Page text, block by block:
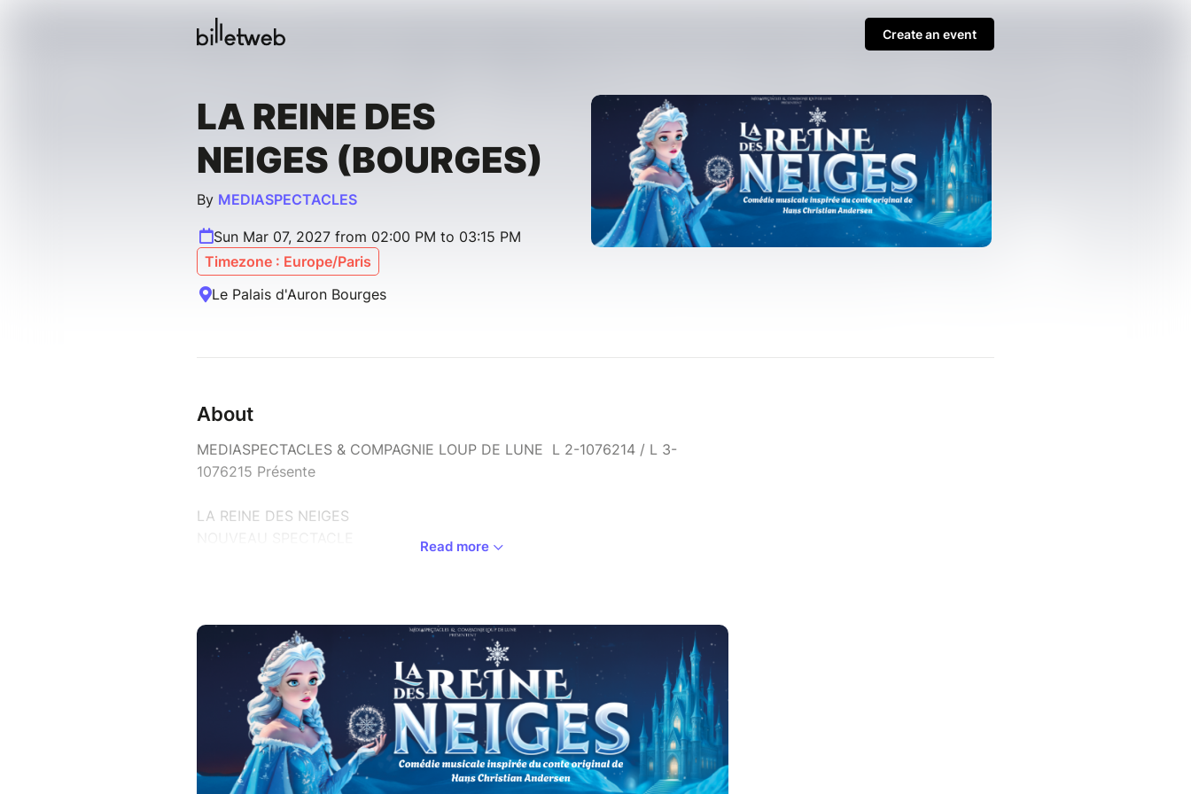
Create an event
LA REINE DES
NEIGES (BOURGES)
By MEDIASPECTACLES
Sun Mar 07, 2027 from 02:00 PM to 03:15 PM
Timezone : Europe/Paris
Le Palais d'Auron Bourges
About
MEDIASPECTACLES & COMPAGNIE LOUP DE LUNE L 2-1076214 / L 3-
1076215 Présente
LA REINE DES NEIGES
enchantera aussi tous les parents !
Anna et Elsa, deux sœurs se retrouvent embarquées dans une histoire
incroyable pleine de magie et d'aventures. Essayant de contrôler ses pouvoirs,
Elsa, future reine d'Arendelle, doit se confiner pour éviter de faire du mal à ses
proches. Mis à part le régent, personne ne doit savoir ! Pas même sa sœur qui
ne comprend pas son retrait.
Le jour du couronnement arrive. Les sœurs vont enfin pouvoir se retrouver.
Hélas, rien ne se passe comme prévu. Elsa dévoile malencontreusement sa
Read more